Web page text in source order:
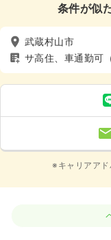
条件が似
武蔵村山市
サ高住、車通勤可
※キャリアア